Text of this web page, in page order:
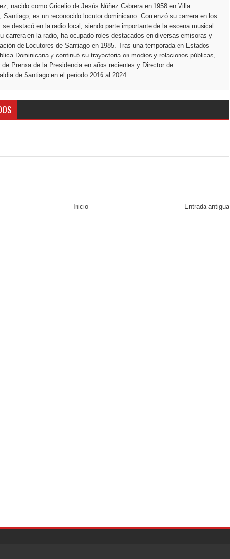
nacido como Gricelio de Jesús Núñez Cabrera en 1958 en Villa
Santiago, es un reconocido locutor dominicano. Comenzó su carrera en los
se destacó en la radio local, siendo parte importante de la escena musical
carrera en la radio, ha ocupado roles destacados en diversas emisoras y
de Locutores de Santiago en 1985. Tras una temporada en Estados
Dominicana y continuó su trayectoria en medios y relaciones públicas,
de Prensa de la Presidencia en años recientes y Director de
de Santiago en el período 2016 al 2024.
Entrada antigua
Inicio